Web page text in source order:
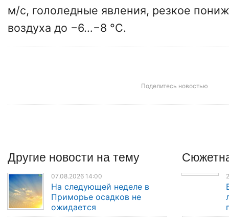
м/с, гололедные явления, резкое
воздуха до −6…−8 °C.
Поделитесь новостью
Другие новости на тему
07.08.2026 14:00
На следующей неделе в
Приморье осадков не
ожидается